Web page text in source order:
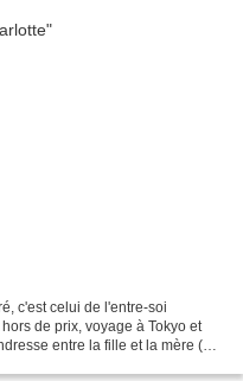
c'est celui de l'entre-soi
de prix, voyage à Tokyo et
entre la fille et la mère (ou